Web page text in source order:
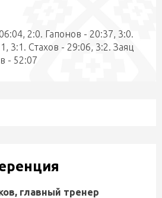
2:0. Гапонов - 20:37, 3:0.
3:1. Стахов - 29:06, 3:2. Заяц
- 52:07
главный тренер